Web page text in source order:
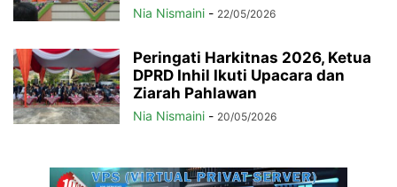
Nia Nismaini - 22/05/2026
Peringati Harkitnas 2026, Ketua
DPRD Inhil Ikuti Upacara dan
Ziarah Pahlawan
Nia Nismaini - 20/05/2026